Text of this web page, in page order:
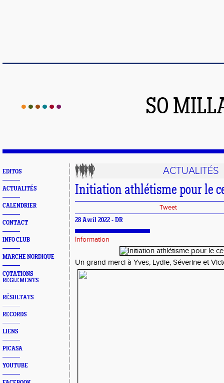
SO
EDITOS
ACTUALITÉS
CALENDRIER
CONTACT
INFO CLUB
MARCHE NORDIQUE
COTATIONS
RÈGLEMENTS
RÉSULTATS
RECORDS
LIENS
PICASA
YOUTUBE
ACTUALITÉS
Initiation athlétisme pour le
Tweet
28 Avril 2022 - DR
Information
Un grand merci à Yves, Lydie, Séverine et